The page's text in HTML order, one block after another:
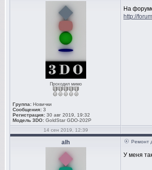
Проходил мимо
Группа: Новички
Сообщения: 3
Регистрация: 30 авг 2019, 19:32
Модель 3DO: GoldStar GDO-202P
На
http://
14 сен 2019, 12:39
alh Ремонт
У меня